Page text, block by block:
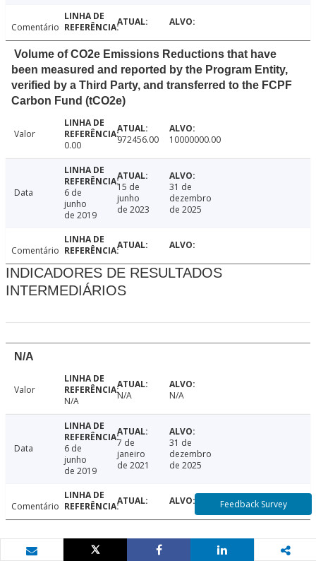
Comentário
Volume of CO2e Emissions Reductions that have
been measured and reported by the Program Entity,
verified by a Third Party, and transferred to the FCPF
Carbon Fund (tCO2e)
Valor
0.00
972456.00 10000000.00
Data
6 de
junho
de 2019
15 de
junho
de 2023
31 de
dezembro
de 2025
Comentário
INDICADORES DE RESULTADOS
INTERMEDIÁRIOS
N/A
Valor
N/A
N/A N/A
Data
6 de
junho
de 2019
7 de
janeiro
de 2021
31 de
dezembro
de 2025
Comentário Feedback Survey